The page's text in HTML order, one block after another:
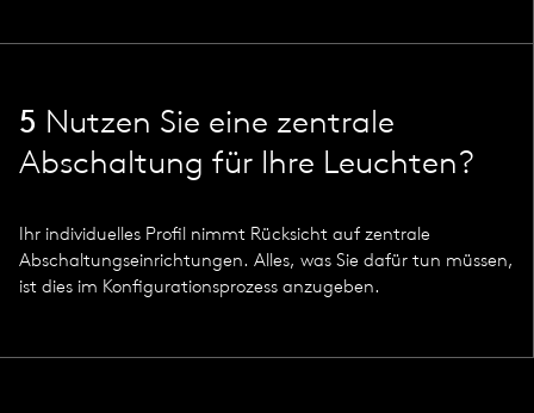
5 Nutzen Sie eine zentrale
Abschaltung für Ihre Leuchten?
Ihr individuelles Profil nimmt Rücksicht auf zentrale
Abschaltungseinrichtungen. Alles, was Sie dafür tun müssen,
ist dies im Konfigurationsprozess anzugeben.